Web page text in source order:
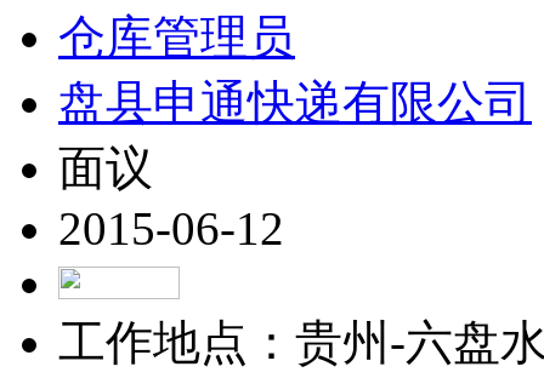
仓库管理员
盘县申通快递有限公司
面议
2015-06-12
工作地点：贵州-六盘